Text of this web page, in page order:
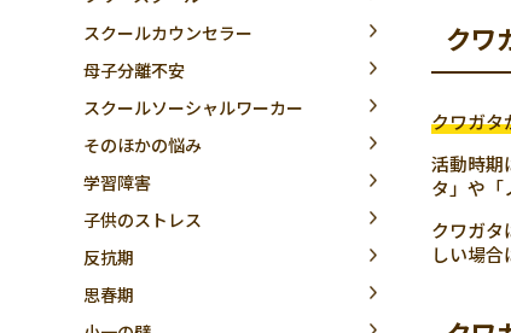
スクールカウンセラー
母子分離不安
スクールソーシャルワーカー
そのほかの悩み
学習障害
子供のストレス
反抗期
思春期
クワ
クワガタ
活動時期
タ」や「
クワガタ
しい場